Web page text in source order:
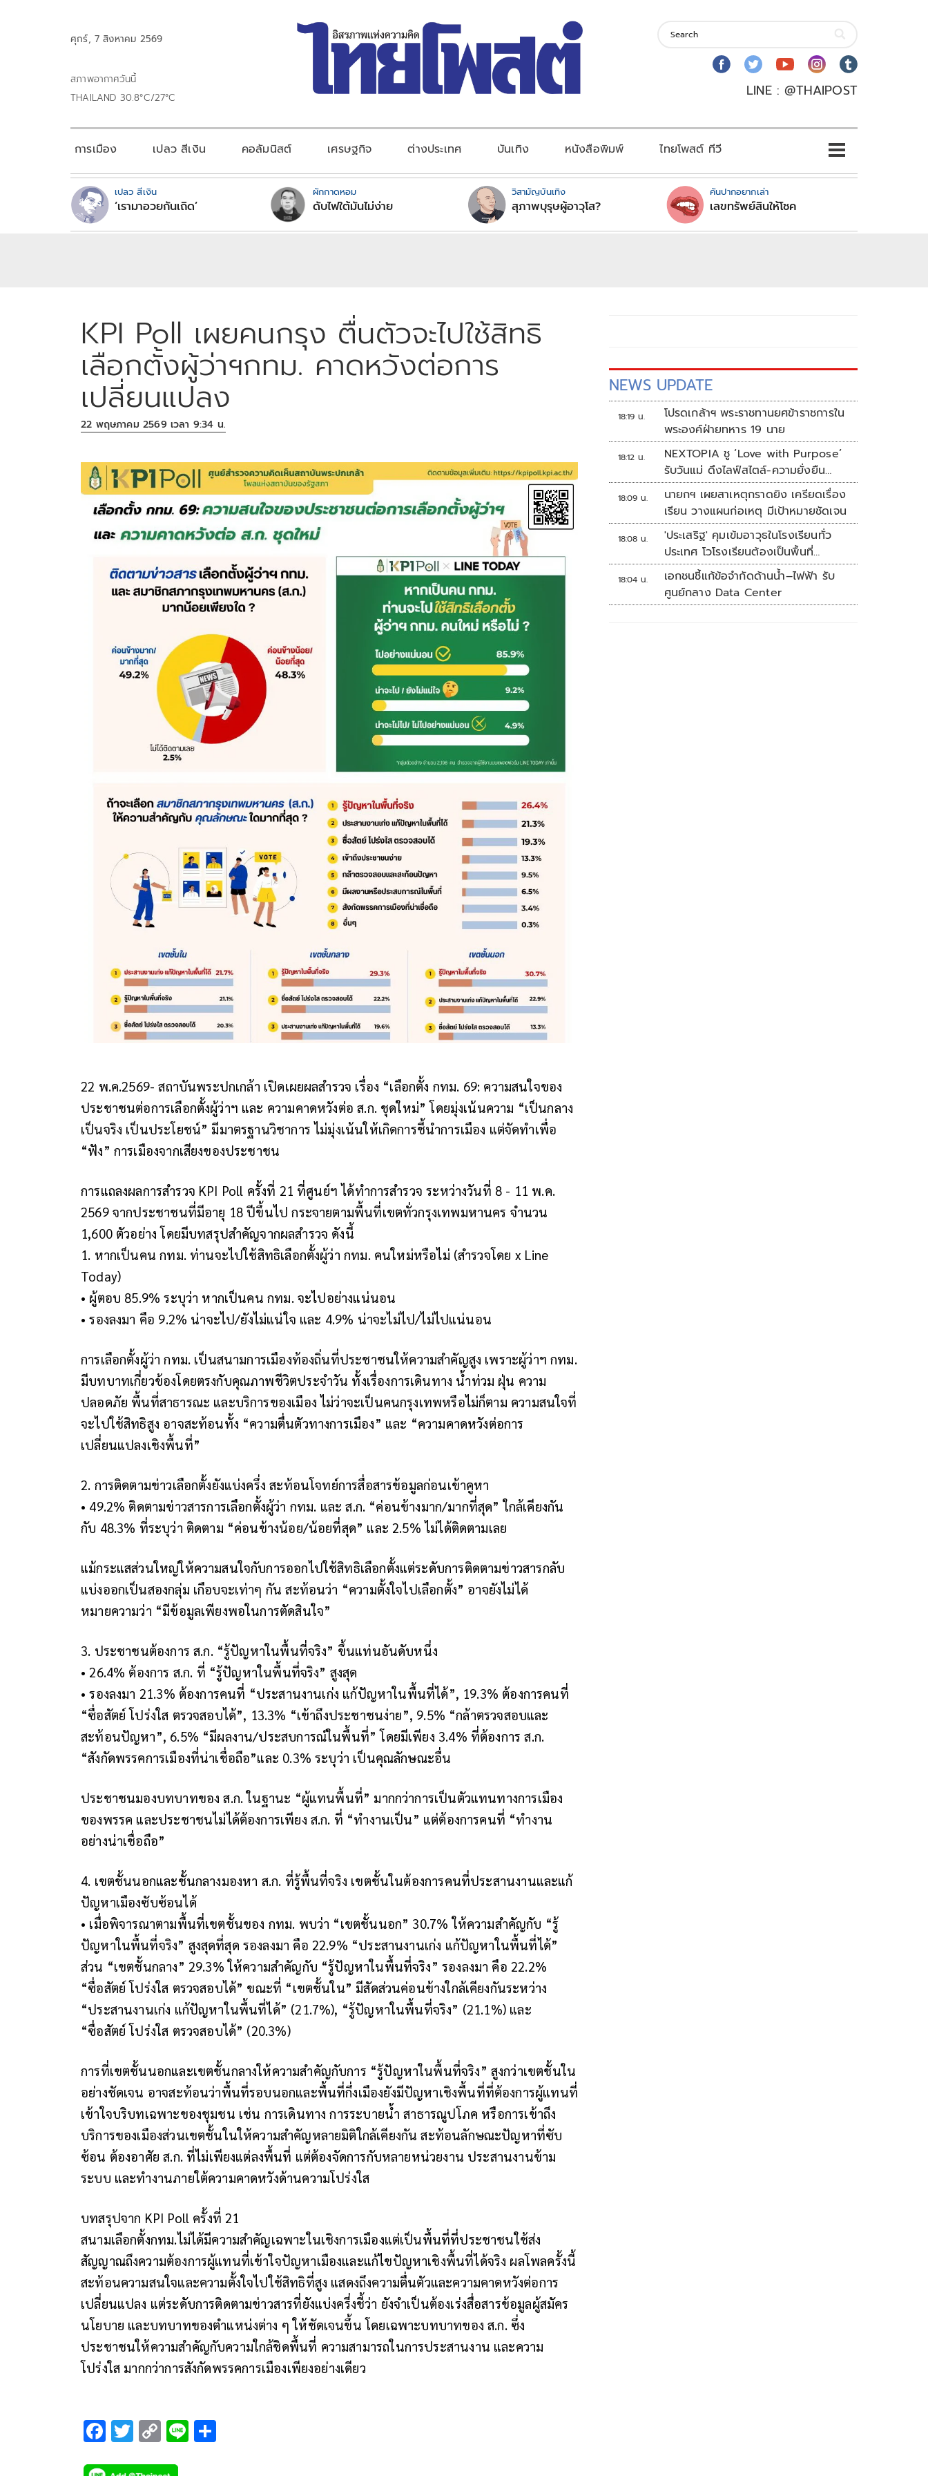
ศุกร์, 7 สิงหาคม 2569
สภาพอากาศวันนี้
THAILAND 30.8°C/27°C
LINE : @THAIPOST
การเมือง เปลว สีเงิน คอลัมนิสต์ เศรษฐกิจ ต่างประเทศ บันเทิง หนังสือพิมพ์ ไทยโพสต์ ทีวี
เปลว สีเงิน
‘เรามาอวยกันเถิด’
ผักกาดหอม
ดับไฟใต้มันไม่ง่าย
วิสามัญบันเทิง
สุภาพบุรุษผู้อาวุโส?
คันปากอยากเล่า
เลขทรัพย์สินให้โชค
KPI Poll เผยคนกรุง ตื่นตัวจะไปใช้สิทธิ
เลือกตั้งผู้ว่าฯกทม. คาดหวังต่อการ
เปลี่ยนแปลง
22 พฤษภาคม 2569 เวลา 9:34 น.
22 พ.ค.2569- สถาบันพระปกเกล้า เปิดเผยผลสำรวจ เรื่อง “เลือกตั้ง กทม. 69: ความสนใจของ
ประชาชนต่อการเลือกตั้งผู้ว่าฯ และ ความคาดหวังต่อ ส.ก. ชุดใหม่” โดยมุ่งเน้นความ “เป็นกลาง
เป็นจริง เป็นประโยชน์” มีมาตรฐานวิชาการ ไม่มุ่งเน้นให้เกิดการชี้นำการเมือง แต่จัดทำเพื่อ
“ฟัง” การเมืองจากเสียงของประชาชน
การแถลงผลการสำรวจ KPI Poll ครั้งที่ 21 ที่ศูนย์ฯ ได้ทำการสำรวจ ระหว่างวันที่ 8 - 11 พ.ค.
2569 จากประชาชนที่มีอายุ 18 ปีขึ้นไป กระจายตามพื้นที่เขตทั่วกรุงเทพมหานคร จำนวน
1,600 ตัวอย่าง โดยมีบทสรุปสำคัญจากผลสำรวจ ดังนี้
1. หากเป็นคน กทม. ท่านจะไปใช้สิทธิเลือกตั้งผู้ว่า กทม. คนใหม่หรือไม่ (สำรวจโดย x Line
Today)
• ผู้ตอบ 85.9% ระบุว่า หากเป็นคน กทม. จะไปอย่างแน่นอน
• รองลงมา คือ 9.2% น่าจะไป/ยังไม่แน่ใจ และ 4.9% น่าจะไม่ไป/ไม่ไปแน่นอน
การเลือกตั้งผู้ว่า กทม. เป็นสนามการเมืองท้องถิ่นที่ประชาชนให้ความสำคัญสูง เพราะผู้ว่าฯ กทม.
มีบทบาทเกี่ยวข้องโดยตรงกับคุณภาพชีวิตประจำวัน ทั้งเรื่องการเดินทาง น้ำท่วม ฝุ่น ความ
ปลอดภัย พื้นที่สาธารณะ และบริการของเมือง ไม่ว่าจะเป็นคนกรุงเทพหรือไม่ก็ตาม ความสนใจที่
จะไปใช้สิทธิสูง อาจสะท้อนทั้ง “ความตื่นตัวทางการเมือง” และ “ความคาดหวังต่อการ
เปลี่ยนแปลงเชิงพื้นที่”
2. การติดตามข่าวเลือกตั้งยังแบ่งครึ่ง สะท้อนโจทย์การสื่อสารข้อมูลก่อนเข้าคูหา
• 49.2% ติดตามข่าวสารการเลือกตั้งผู้ว่า กทม. และ ส.ก. “ค่อนข้างมาก/มากที่สุด” ใกล้เคียงกัน
กับ 48.3% ที่ระบุว่า ติดตาม “ค่อนข้างน้อย/น้อยที่สุด” และ 2.5% ไม่ได้ติดตามเลย
แม้กระแสส่วนใหญ่ให้ความสนใจกับการออกไปใช้สิทธิเลือกตั้งแต่ระดับการติดตามข่าวสารกลับ
แบ่งออกเป็นสองกลุ่ม เกือบจะเท่าๆ กัน สะท้อนว่า “ความตั้งใจไปเลือกตั้ง” อาจยังไม่ได้
หมายความว่า “มีข้อมูลเพียงพอในการตัดสินใจ”
3. ประชาชนต้องการ ส.ก. “รู้ปัญหาในพื้นที่จริง” ขึ้นแท่นอันดับหนึ่ง
• 26.4% ต้องการ ส.ก. ที่ “รู้ปัญหาในพื้นที่จริง” สูงสุด
• รองลงมา 21.3% ต้องการคนที่ “ประสานงานเก่ง แก้ปัญหาในพื้นที่ได้”, 19.3% ต้องการคนที่
“ซื่อสัตย์ โปร่งใส ตรวจสอบได้”, 13.3% “เข้าถึงประชาชนง่าย”, 9.5% “กล้าตรวจสอบและ
สะท้อนปัญหา”, 6.5% “มีผลงาน/ประสบการณ์ในพื้นที่” โดยมีเพียง 3.4% ที่ต้องการ ส.ก.
“สังกัดพรรคการเมืองที่น่าเชื่อถือ”และ 0.3% ระบุว่า เป็นคุณลักษณะอื่น
ประชาชนมองบทบาทของ ส.ก. ในฐานะ “ผู้แทนพื้นที่” มากกว่าการเป็นตัวแทนทางการเมือง
ของพรรค และประชาชนไม่ได้ต้องการเพียง ส.ก. ที่ “ทำงานเป็น” แต่ต้องการคนที่ “ทำงาน
อย่างน่าเชื่อถือ”
4. เขตชั้นนอกและชั้นกลางมองหา ส.ก. ที่รู้พื้นที่จริง เขตชั้นในต้องการคนที่ประสานงานและแก้
ปัญหาเมืองซับซ้อนได้
• เมื่อพิจารณาตามพื้นที่เขตชั้นของ กทม. พบว่า “เขตชั้นนอก” 30.7% ให้ความสำคัญกับ “รู้
ปัญหาในพื้นที่จริง” สูงสุดที่สุด รองลงมา คือ 22.9% “ประสานงานเก่ง แก้ปัญหาในพื้นที่ได้”
ส่วน “เขตชั้นกลาง” 29.3% ให้ความสำคัญกับ “รู้ปัญหาในพื้นที่จริง” รองลงมา คือ 22.2%
“ซื่อสัตย์ โปร่งใส ตรวจสอบได้” ขณะที่ “เขตชั้นใน” มีสัดส่วนค่อนข้างใกล้เคียงกันระหว่าง
“ประสานงานเก่ง แก้ปัญหาในพื้นที่ได้” (21.7%), “รู้ปัญหาในพื้นที่จริง” (21.1%) และ
“ซื่อสัตย์ โปร่งใส ตรวจสอบได้” (20.3%)
การที่เขตชั้นนอกและเขตชั้นกลางให้ความสำคัญกับการ “รู้ปัญหาในพื้นที่จริง” สูงกว่าเขตชั้นใน
อย่างชัดเจน อาจสะท้อนว่าพื้นที่รอบนอกและพื้นที่กึ่งเมืองยังมีปัญหาเชิงพื้นที่ที่ต้องการผู้แทนที่
เข้าใจบริบทเฉพาะของชุมชน เช่น การเดินทาง การระบายน้ำ สาธารณูปโภค หรือการเข้าถึง
บริการของเมืองส่วนเขตชั้นในให้ความสำคัญหลายมิติใกล้เคียงกัน สะท้อนลักษณะปัญหาที่ซับ
ซ้อน ต้องอาศัย ส.ก. ที่ไม่เพียงแต่ลงพื้นที่ แต่ต้องจัดการกับหลายหน่วยงาน ประสานงานข้าม
ระบบ และทำงานภายใต้ความคาดหวังด้านความโปร่งใส
บทสรุปจาก KPI Poll ครั้งที่ 21
สนามเลือกตั้งกทม.ไม่ได้มีความสำคัญเฉพาะในเชิงการเมืองแต่เป็นพื้นที่ที่ประชาชนใช้ส่ง
สัญญาณถึงความต้องการผู้แทนที่เข้าใจปัญหาเมืองและแก้ไขปัญหาเชิงพื้นที่ได้จริง ผลโพลครั้งนี้
สะท้อนความสนใจและความตั้งใจไปใช้สิทธิที่สูง แสดงถึงความตื่นตัวและความคาดหวังต่อการ
เปลี่ยนแปลง แต่ระดับการติดตามข่าวสารที่ยังแบ่งครึ่งชี้ว่า ยังจำเป็นต้องเร่งสื่อสารข้อมูลผู้สมัคร
นโยบาย และบทบาทของตำแหน่งต่าง ๆ ให้ชัดเจนขึ้น โดยเฉพาะบทบาทของ ส.ก. ซึ่ง
ประชาชนให้ความสำคัญกับความใกล้ชิดพื้นที่ ความสามารถในการประสานงาน และความ
โปร่งใส มากกว่าการสังกัดพรรคการเมืองเพียงอย่างเดียว
F T C Li
NEWS UPDATE
18:19 น.
โปรดเกล้าฯ พระราชทานยศข้าราชการใน
พระองค์ฝ่ายทหาร 19 นาย
18:12 น.
NEXTOPIA ชู ‘Love with Purpose’
รับวันแม่ ดึงไลฟ์สไตล์-ความยั่งยืน
สร้างประสบการณ์ช้อปปิงมีความหมาย
18:09 น.
นายกฯ เผยสาเหตุกราดยิง เครียดเรื่อง
เรียน วางแผนก่อเหตุ มีเป้าหมายชัดเจน
18:08 น.
'ประเสริฐ' คุมเข้มอาวุธในโรงเรียนทั่ว
ประเทศ โวโรงเรียนต้องเป็นพื้นที่
ปลอดภัย
18:04 น.
เอกชนชี้แก้ข้อจำกัดด้านน้ำ–ไฟฟ้า รับ
ศูนย์กลาง Data Center